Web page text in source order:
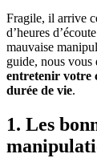
Fragile, il arrive
d’heures
mauvaise
guide, nous vous
entretenir votre
durée de vie.
1. Les